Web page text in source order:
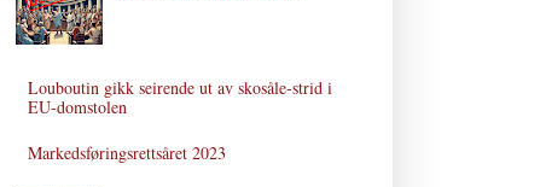
Louboutin gikk seirende ut av skosåle-strid i
EU-domstolen
Markedsføringsrettsåret 2023